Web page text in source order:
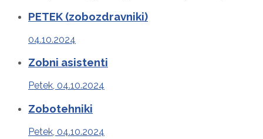
PETEK (zobozdravniki)
04.10.2024
Zobni asistenti
Petek, 04.10.2024
Zobotehniki
Petek, 04.10.2024